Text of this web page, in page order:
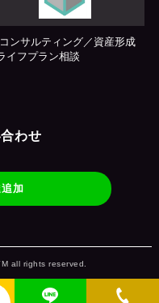
ンサルティング／資産形成
イフプラン相談
わせ
加
all rights reserved.